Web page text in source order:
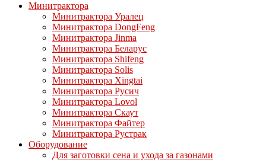
Минитрактора
Минитрактора Уралец
Минитрактора DongFeng
Минитрактора Jinma
Минитрактора Беларус
Минитрактора Shifeng
Минитрактора Solis
Минитрактора Xingtai
Минитрактора Русич
Минитрактора Lovol
Минитрактора Скаут
Минитрактора Файтер
Минитрактора Рустрак
Оборудование
Для заготовки сена и ухода за газонами